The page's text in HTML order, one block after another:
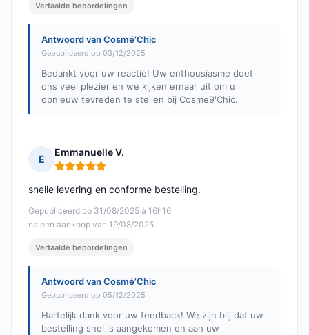
Vertaalde beoordelingen
Antwoord van Cosmé’Chic
Gepubliceerd op 03/12/2025
Bedankt voor uw reactie! Uw enthousiasme doet
ons veel plezier en we kijken ernaar uit om u
opnieuw tevreden te stellen bij Cosme9'Chic.
E
Emmanuelle V.
Opmerking: 5 van 5
Gepubliceerd op 31/08/2025 à 16h16
na een aankoop van 19/08/2025
snelle levering en conforme bestelling.
Vertaalde beoordelingen
Antwoord van Cosmé’Chic
Gepubliceerd op 05/12/2025
Hartelijk dank voor uw feedback! We zijn blij dat uw
bestelling snel is aangekomen en aan uw